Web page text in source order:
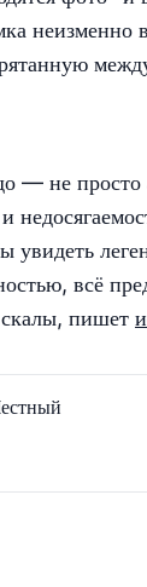
неизменно
— не
и
увидеть
всё
пишет